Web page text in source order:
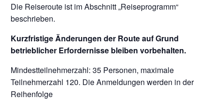
Die Reiseroute ist im Abschnitt „Reiseprogramm“
beschrieben.
Kurzfristige Änderungen der Route auf Grund
betrieblicher Erfordernisse bleiben vorbehalten.
Mindestteilnehmerzahl: 35 Personen, maximale
Teilnehmerzahl 120. Die Anmeldungen werden in der
Reihenfolge